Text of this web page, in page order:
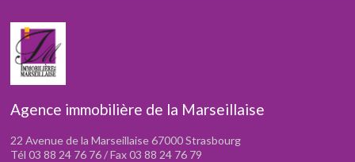
Agence immobilière de la Marseillaise
22 Avenue de la Marseillaise 67000 Strasbourg
Tél 03 88 24 76 76 / Fax 03 88 24 76 79